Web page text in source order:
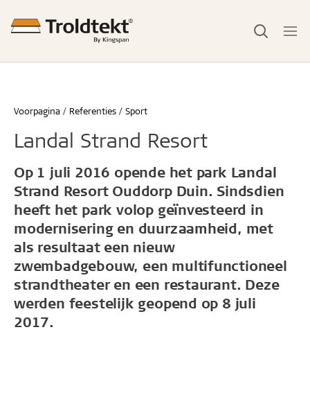
Voorpagina Referenties Sport
Landal Strand Resort
Op 1 juli 2016 opende het park Landal
Strand Resort Ouddorp Duin. Sindsdien
heeft het park volop geïnvesteerd in
modernisering en duurzaamheid, met
als resultaat een nieuw
zwembadgebouw, een multifunctioneel
strandtheater en een restaurant. Deze
werden feestelijk geopend op 8 juli
2017.